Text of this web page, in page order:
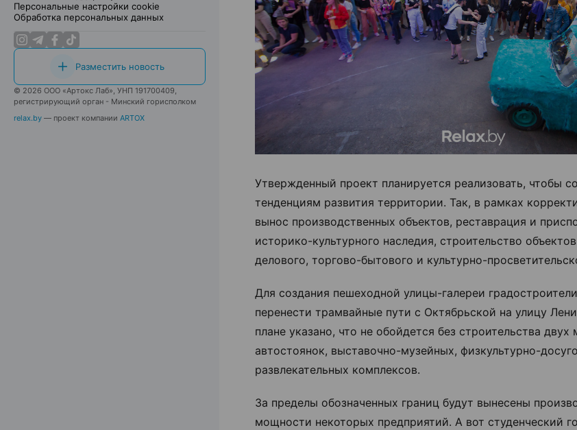
Персональные настройки cookie
Обработка персональных данных
Разместить новость
© 2026 ООО «Артокс Лаб», УНП 191700409,
регистрирующий орган - Минский горисполком
relax.by — проект компании ARTOX
Утвержденный проект планируется реализовать, чтобы
тенденциям развития территории. Так, в рамках
вынос производственных объектов, реставрация и
историко-культурного наследия, строительство
делового, торгово-бытового и культурно-
Для создания пешеходной улицы-галереи
перенести трамвайные пути с Октябрьской на улицу
плане указано, что не обойдется без строительства двух
автостоянок, выставочно-музейных, физкультурно-
развлекательных комплексов.
За пределы обозначенных границ будут вынесены
мощности некоторых предприятий. А вот студенческий